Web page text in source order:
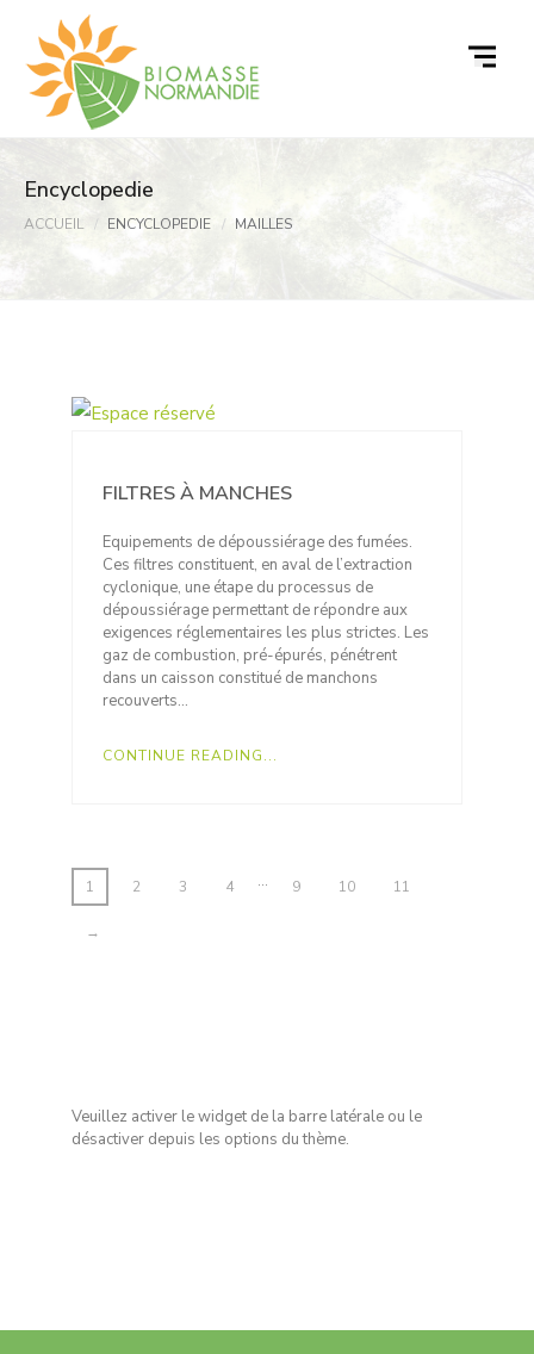
contenu
Encyclopedie
ACCUEIL ENCYCLOPEDIE MAILLES
FILTRES À MANCHES
Equipements de dépoussiérage des fumées.
Ces filtres constituent, en aval de l’extraction
cyclonique, une étape du processus de
dépoussiérage permettant de répondre aux
exigences réglementaires les plus strictes. Les
gaz de combustion, pré-épurés, pénétrent
dans un caisson constitué de manchons
recouverts…
CONTINUE READING...
1 2 3 4 … 9 10 11
→
Veuillez activer le widget de la barre latérale ou le
désactiver depuis les options du thème.